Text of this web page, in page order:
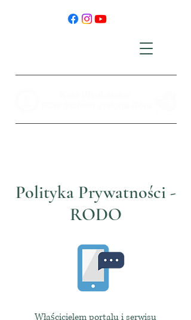
Polityka Prywatności -
RODO
Właścicielem portalu i serwisu